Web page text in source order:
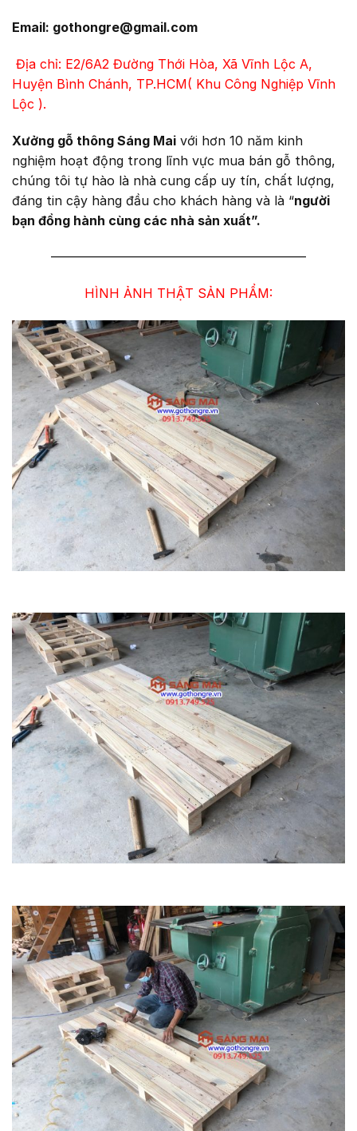
Email: gothongre@gmail.com
Địa chỉ: E2/6A2 Đường Thới Hòa, Xã Vĩnh Lộc A,
Huyện Bình Chánh, TP.HCM( Khu Công Nghiệp Vĩnh
Lộc ).
Xưởng gỗ thông Sáng Mai với hơn 10 năm kinh
nghiệm hoạt động trong lĩnh vực mua bán gỗ thông,
chúng tôi tự hào là nhà cung cấp uy tín, chất lượng,
đáng tin cậy hàng đầu cho khách hàng và là “người
bạn đồng hành cùng các nhà sản xuất”.
————————————————————
HÌNH ẢNH THẬT SẢN PHẨM: